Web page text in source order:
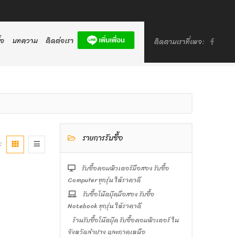
ติดตามเราที่เพจ:
บทความ ติดต่อเรา
รายการรับซื้อ
รับซื้อคอมพิวเตอร์มือสอง รับซื้อ
Computer ทุกรุ่น ให้ราคาดี
รับซื้อโน๊ตบุ๊คมือสอง รับซื้อ
Notebook ทุกรุ่น ให้ราคาดี
ร้านรับซื้อโน๊ตบุ๊ค รับซื้อคอมพิวเตอร์ ใน
จังหวัดลำปาง และภาคเหนือ